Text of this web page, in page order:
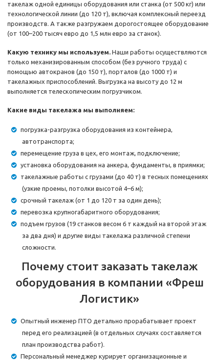
такелаж одной единицы оборудования или станка (от 500 кг) или
технологической линии (до 120 т), включая комплексный переезд
производств. А также разгружаем дорогостоящее оборудование
(от 100–200 тысяч евро до 1,5 млн евро за станок).
Какую технику мы используем. Наши работы осуществляются
только механизированным способом (без ручного труда) с
помощью автокранов (до 150 т), порталов (до 1000 т) и
такелажных приспособлений. Выгрузка на высоту до 12 м
выполняется телескопическим погрузчиком.
Какие виды такелажа мы выполняем:
погрузка-разгрузка оборудования из контейнера,
автотранспорта;
перемещение груза в цех, его монтаж, подключение;
установка оборудования на анкера, фундаменты, в приямки;
такелажные работы с грузами (до 40 т) в тесных помещениях
(узкие проемы, потолки высотой 4–6 м);
срочный такелаж (от 1 до 120 т за один день);
перевозка крупногабаритного оборудования;
подъем грузов (19 станков весом 6 т каждый на второй этаж
за два дня) и другие виды такелажа различной степени
сложности.
Почему стоит заказать такелаж
оборудования в компании «Фреш
Логистик»
Опытный инженер ПТО детально прорабатывает проект
перед его реализацией (в отдельных случаях составляется
план производства работ).
Персональный менеджер курирует организационные и